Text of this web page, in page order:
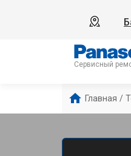
Сервисный
Главная /